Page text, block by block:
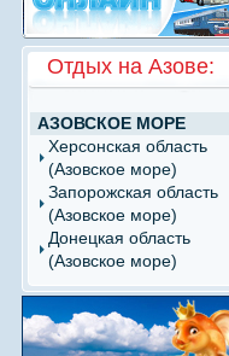
Отдых на Азове:
АЗОВСКОЕ МОРЕ
Херсонская область
(Азовское море)
Запорожская область
(Азовское море)
Донецкая область
(Азовское море)